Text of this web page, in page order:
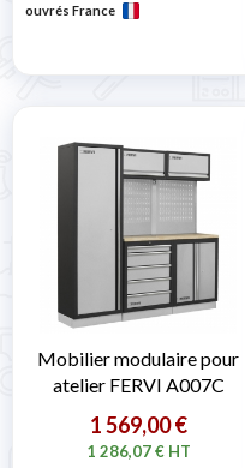
ouvrés France
Mobilier modulaire pour
atelier FERVI A007C
1 569,00 €
1 286,07 € HT